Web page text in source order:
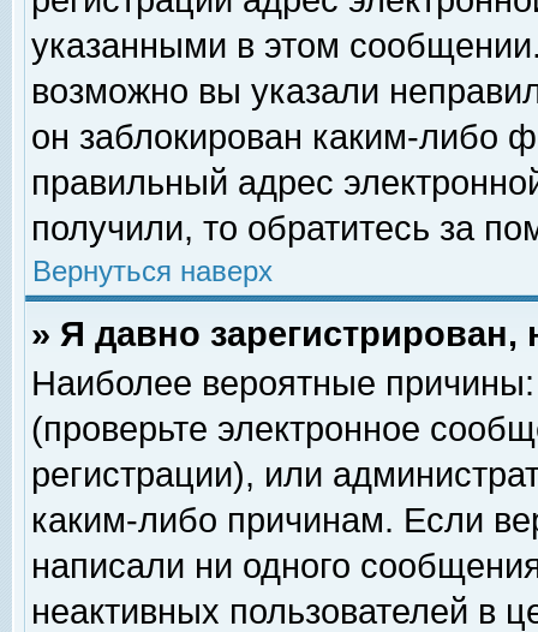
указанными в этом
возможно вы указали
он заблокирован каким-либо
правильный адрес
получили, то обратитесь за
Вернуться наверх
» Я давно
Наиболее вероятные
(проверьте электронное
регистрации), или
каким-либо причинам. Если
написали ни одного
неактивных пользователей в